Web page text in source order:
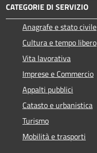
CATEGORIE DI SERVIZIO
Anagrafe e stato civile
Cultura e tempo libero
Vita lavorativa
Imprese e Commercio
Appalti pubblici
Catasto e urbanistica
Turismo
Mobilità e trasporti